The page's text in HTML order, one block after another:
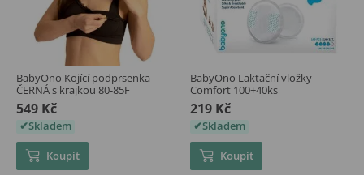
BabyOno Kojící podprsenka
ČERNÁ s krajkou 80-85F
549 Kč
Skladem
Koupit
BabyOno Laktační vložky
Comfort 100+40ks
219 Kč
Skladem
Koupit